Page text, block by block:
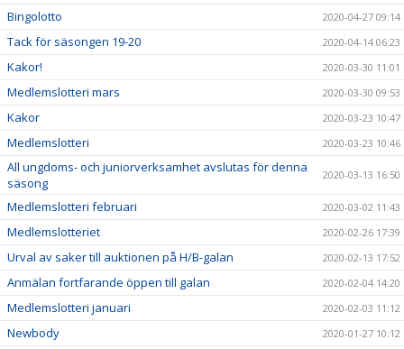
Bingolotto 2020-04-27 09:14
Tack för säsongen 19-20 2020-04-14 06:23
Kakor! 2020-03-30 11:01
Medlemslotteri mars 2020-03-30 09:53
Kakor 2020-03-23 10:47
Medlemslotteri 2020-03-23 10:46
All ungdoms- och juniorverksamhet avslutas för denna
säsong
2020-03-13 16:50
Medlemslotteri februari 2020-03-02 11:43
Medlemslotteriet 2020-02-26 17:39
Urval av saker till auktionen på H/B-galan 2020-02-13 17:52
Anmälan fortfarande öppen till galan 2020-02-04 14:20
Medlemslotteri januari 2020-02-03 11:12
Newbody 2020-01-27 10:12